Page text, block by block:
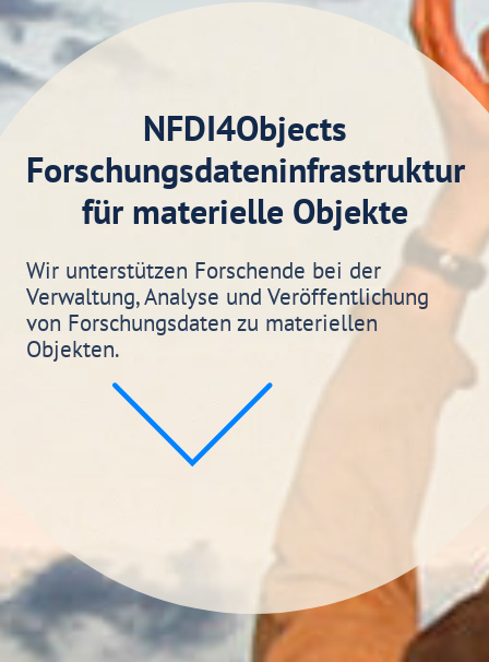
NFDI4Objects
Forschungsdateninfrastruktur
für materielle Objekte
Wir unterstützen Forschende bei der
Verwaltung, Analyse und Veröffentlichung
von Forschungsdaten zu materiellen
Objekten.